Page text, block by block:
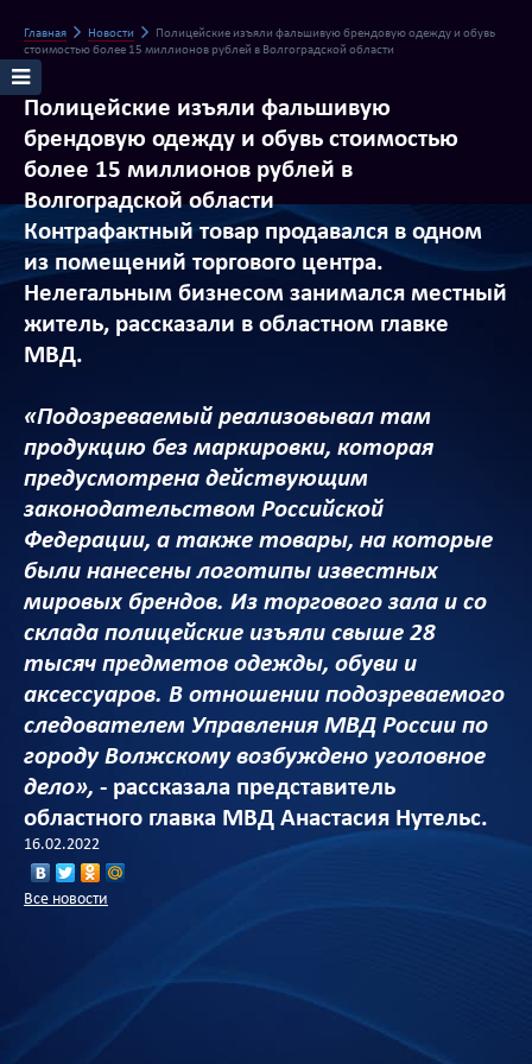
Главная Новости
Полицейские изъяли фальшивую брендовую одежду и обувь
стоимостью более 15 миллионов рублей в Волгоградской области
Полицейские изъяли фальшивую
брендовую одежду и обувь стоимостью
более 15 миллионов рублей в
Волгоградской области
Контрафактный товар продавался в одном
из помещений торгового центра.
Нелегальным бизнесом занимался местный
житель, рассказали в областном главке
МВД.
«Подозреваемый реализовывал там
продукцию без маркировки, которая
предусмотрена действующим
законодательством Российской
Федерации, а также товары, на которые
были нанесены логотипы известных
мировых брендов. Из торгового зала и со
склада полицейские изъяли свыше 28
тысяч предметов одежды, обуви и
аксессуаров. В отношении подозреваемого
следователем Управления МВД России по
городу Волжскому возбуждено уголовное
дело», - рассказала представитель
областного главка МВД Анастасия Нутельс.
16.02.2022
Все новости